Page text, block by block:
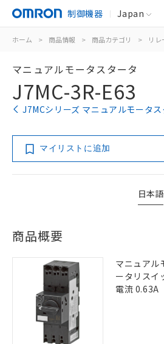
制御機器 Japan
ホーム > 商品情報 > 商品カテゴリ > リレ
マニュアルモータスタータ
J7MC-3R-E63
J7MCシリーズ マニュアルモータ
マイリストに追加
日本語
商品概要
マニュアル
ータリスイ
電流 0.63A